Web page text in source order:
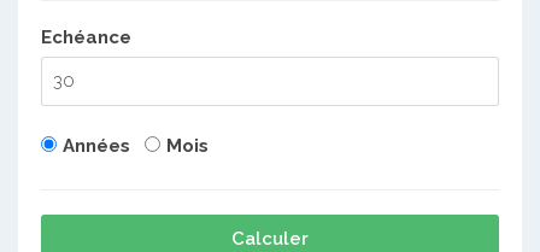
Echéance
Années Mois
Calculer